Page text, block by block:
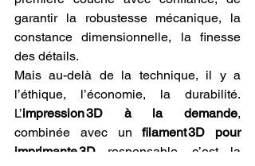
garantir la robustesse mécanique, la
constance dimensionnelle, la finesse
des détails.
Mais au-delà de la technique, il y a
l’éthique, l’économie, la durabilité.
L’impression 3D à la demande,
combinée avec un filament 3D pour
imprimante 3D responsable, c’est la